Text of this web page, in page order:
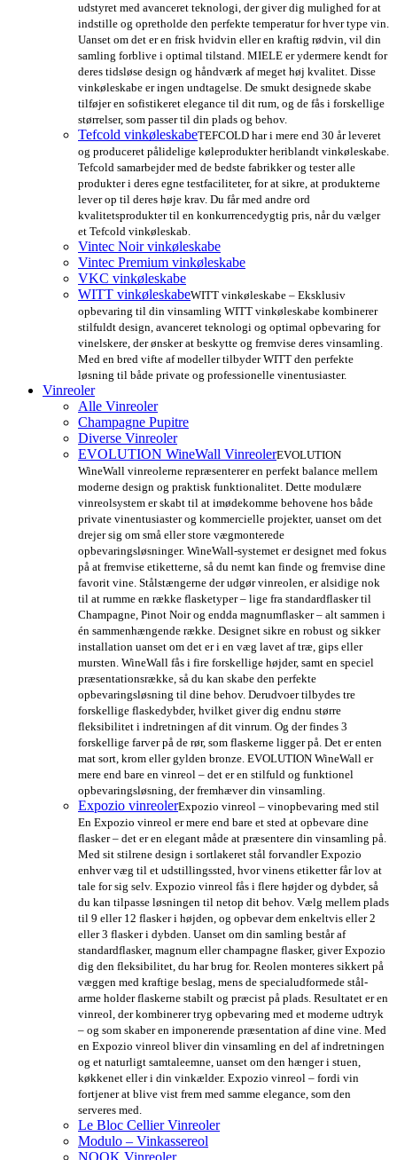
udstyret med avanceret teknologi, der giver dig mulighed for at
indstille og opretholde den perfekte temperatur for hver type vin.
Uanset om det er en frisk hvidvin eller en kraftig rødvin, vil din
samling forblive i optimal tilstand. MIELE er ydermere kendt for
deres tidsløse design og håndværk af meget høj kvalitet. Disse
vinkøleskabe er ingen undtagelse. De smukt designede skabe
tilføjer en sofistikeret elegance til dit rum, og de fås i forskellige
størrelser, som passer til din plads og behov.
Tefcold vinkøleskabeTEFCOLD har i mere end 30 år leveret
og produceret pålidelige køleprodukter heriblandt vinkøleskabe.
Tefcold samarbejder med de bedste fabrikker og tester alle
produkter i deres egne testfaciliteter, for at sikre, at produkterne
lever op til deres høje krav. Du får med andre ord
kvalitetsprodukter til en konkurrencedygtig pris, når du vælger
et Tefcold vinkøleskab.
Vintec Noir vinkøleskabe
Vintec Premium vinkøleskabe
VKC vinkøleskabe
WITT vinkøleskabeWITT vinkøleskabe – Eksklusiv
opbevaring til din vinsamling WITT vinkøleskabe kombinerer
stilfuldt design, avanceret teknologi og optimal opbevaring for
vinelskere, der ønsker at beskytte og fremvise deres vinsamling.
Med en bred vifte af modeller tilbyder WITT den perfekte
løsning til både private og professionelle vinentusiaster.
Vinreoler
Alle Vinreoler
Champagne Pupitre
Diverse Vinreoler
EVOLUTION WineWall VinreolerEVOLUTION
WineWall vinreolerne repræsenterer en perfekt balance mellem
moderne design og praktisk funktionalitet. Dette modulære
vinreolsystem er skabt til at imødekomme behovene hos både
private vinentusiaster og kommercielle projekter, uanset om det
drejer sig om små eller store vægmonterede
opbevaringsløsninger. WineWall-systemet er designet med fokus
på at fremvise etiketterne, så du nemt kan finde og fremvise dine
favorit vine. Stålstængerne der udgør vinreolen, er alsidige nok
til at rumme en række flasketyper – lige fra standardflasker til
Champagne, Pinot Noir og endda magnumflasker – alt sammen i
én sammenhængende række. Designet sikre en robust og sikker
installation uanset om det er i en væg lavet af træ, gips eller
mursten. WineWall fås i fire forskellige højder, samt en speciel
præsentationsrække, så du kan skabe den perfekte
opbevaringsløsning til dine behov. Derudvoer tilbydes tre
forskellige flaskedybder, hvilket giver dig endnu større
fleksibilitet i indretningen af dit vinrum. Og der findes 3
forskellige farver på de rør, som flaskerne ligger på. Det er enten
mat sort, krom eller gylden bronze. EVOLUTION WineWall er
mere end bare en vinreol – det er en stilfuld og funktionel
opbevaringsløsning, der fremhæver din vinsamling.
Expozio vinreolerExpozio vinreol – vinopbevaring med stil
En Expozio vinreol er mere end bare et sted at opbevare dine
flasker – det er en elegant måde at præsentere din vinsamling på.
Med sit stilrene design i sortlakeret stål forvandler Expozio
enhver væg til et udstillingssted, hvor vinens etiketter får lov at
tale for sig selv. Expozio vinreol fås i flere højder og dybder, så
du kan tilpasse løsningen til netop dit behov. Vælg mellem plads
til 9 eller 12 flasker i højden, og opbevar dem enkeltvis eller 2
eller 3 flasker i dybden. Uanset om din samling består af
standardflasker, magnum eller champagne flasker, giver Expozio
dig den fleksibilitet, du har brug for. Reolen monteres sikkert på
væggen med kraftige beslag, mens de specialudformede stål-
arme holder flaskerne stabilt og præcist på plads. Resultatet er en
vinreol, der kombinerer tryg opbevaring med et moderne udtryk
– og som skaber en imponerende præsentation af dine vine. Med
en Expozio vinreol bliver din vinsamling en del af indretningen
og et naturligt samtaleemne, uanset om den hænger i stuen,
køkkenet eller i din vinkælder. Expozio vinreol – fordi vin
fortjener at blive vist frem med samme elegance, som den
serveres med.
Le Bloc Cellier Vinreoler
Modulo – Vinkassereol